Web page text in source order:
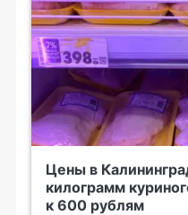
Цены в
килограмм
к 600 рублям